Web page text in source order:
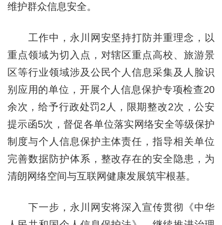
维护群众信息安全。
工作中，永川网安坚持打防并重理念，以
重点领域为切入点，对辖区重点高校、旅游景
区等行业领域涉及公民个人信息采集及人脸识
别应用的单位，开展个人信息保护专项检查20
余次，给予行政处罚2人，限期整改2次，公安
提示函5次，督促各单位落实网络安全等级保护
制度与个人信息保护主体责任，指导相关单位
完善数据防护体系，整改存在的安全隐患，为
清朗网络空间与互联网健康发展筑牢根基。
下一步，永川网安将深入宣传贯彻《中华